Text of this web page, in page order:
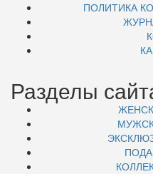
ПОЛИТИКА
Разделы